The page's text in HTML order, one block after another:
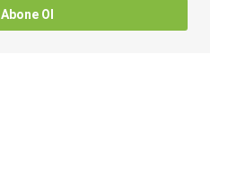
Abone Ol